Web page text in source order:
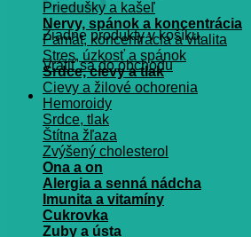
Žiadne produkty v košíku.
Vrátiť sa do obchodu
Priedušky a kašeľ
Nervy, spánok a koncentrácia
Pamät, koncentrácia a vitalita
Stres, úzkosť a spánok
Srdce, cievy a tlak
Cievy a žilové ochorenia
Hemoroidy
Srdce, tlak
Štítna žľaza
Zvýšený cholesterol
Ona a on
Alergia a senná nádcha
Imunita a vitamíny
Cukrovka
Zuby a ústa